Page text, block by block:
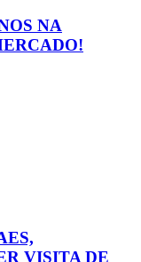
NA
VISITA DE